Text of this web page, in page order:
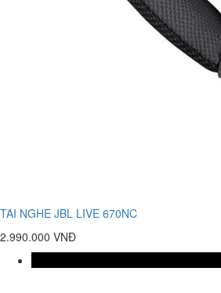
TAI NGHE JBL LIVE 670NC
2.990.000 VNĐ